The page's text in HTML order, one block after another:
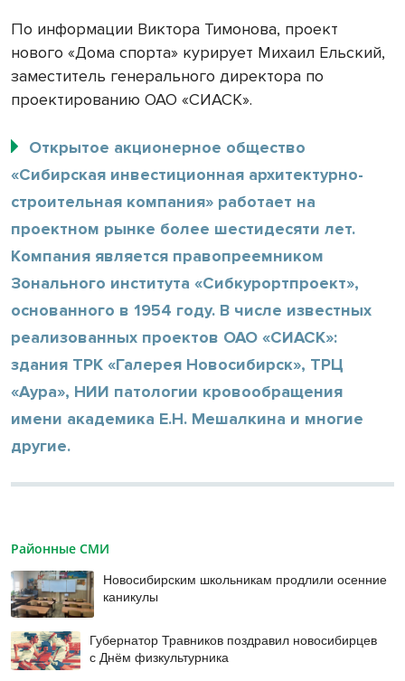
По информации Виктора Тимонова, проект
нового «Дома спорта» курирует Михаил Ельский,
заместитель генерального директора по
проектированию ОАО «СИАСК».
Открытое акционерное общество
«Сибирская инвестиционная архитектурно-
строительная компания» работает на
проектном рынке более шестидесяти лет.
Компания является правопреемником
Зонального института «Сибкурортпроект»,
основанного в 1954 году. В числе известных
реализованных проектов ОАО «СИАСК»:
здания ТРК «Галерея Новосибирск», ТРЦ
«Аура», НИИ патологии кровообращения
имени академика Е.Н. Мешалкина и многие
другие.
Районные СМИ
Новосибирским школьникам продлили осенние
каникулы
Губернатор Травников поздравил новосибирцев
с Днём физкультурника